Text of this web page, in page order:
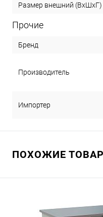
Размер внешний
Прочие
Бренд
Производитель
Импортер
ПОХОЖИЕ